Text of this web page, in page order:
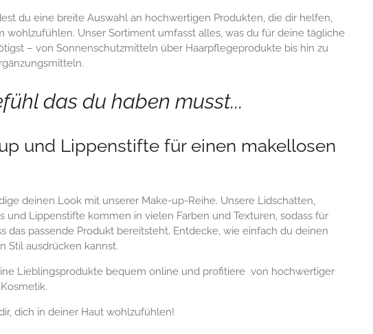
du eine breite Auswahl an hochwertigen Produkten, die dir helfen,
wohlzufühlen. Unser Sortiment umfasst alles, was du für deine tägliche
– von Sonnenschutzmitteln über Haarpflegeprodukte bis hin zu
das du haben musst...
und Lippenstifte für einen makellosen
deinen Look mit unserer Make-up-Reihe. Unsere Lidschatten,
und Lippenstifte kommen in vielen Farben und Texturen, sodass für
das passende Produkt bereitsteht. Entdecke, wie einfach du deinen
Stil ausdrücken kannst.
Lieblingsprodukte bequem online und profitiere von hochwertiger
dich in deiner Haut wohlzufühlen!